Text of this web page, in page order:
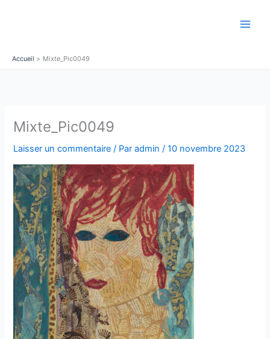
Accueil Mixte_Pic0049
Mixte_Pic0049
Laisser un commentaire / Paradmin/10 novembre 2023